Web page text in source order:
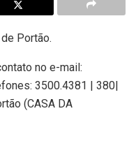
Portão.
no e-mail:
3500.4381 | 380|
(CASA DA